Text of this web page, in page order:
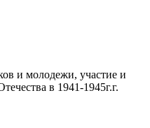
и молодежи, участие и
в 1941-1945г.г.